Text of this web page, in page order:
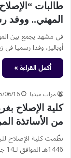
طالبات
المهني.. ووفد
في مشهد يجمع بين
أوباليز، وفدا رسميا
أكمل القراءة »
مزاب ميديا 06/16
كلية الإصلاح
من الأساتذة
1446هـ الموافق لـ14 جوان 2025م، فعاليات “لقاء الوفاء” في…